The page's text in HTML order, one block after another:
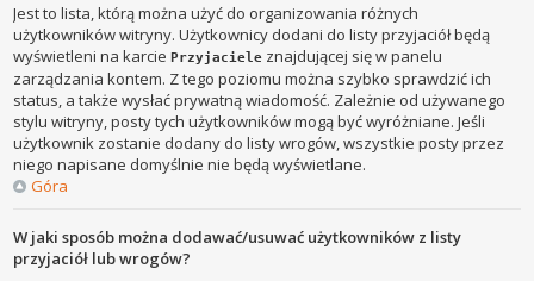
Jest to lista, którą można użyć do organizowania różnych
użytkowników witryny. Użytkownicy dodani do listy przyjaciół będą
wyświetleni na karciePrzyjaciele znajdującej się w panelu
zarządzania kontem. Z tego poziomu można szybko sprawdzić ich
status, a także wysłać prywatną wiadomość. Zależnie od używanego
stylu witryny, posty tych użytkowników mogą być wyróżniane. Jeśli
użytkownik zostanie dodany do listy wrogów, wszystkie posty przez
niego napisane domyślnie nie będą wyświetlane.
Góra
W jaki sposób można dodawać/usuwać użytkowników z listy
przyjaciół lub wrogów?